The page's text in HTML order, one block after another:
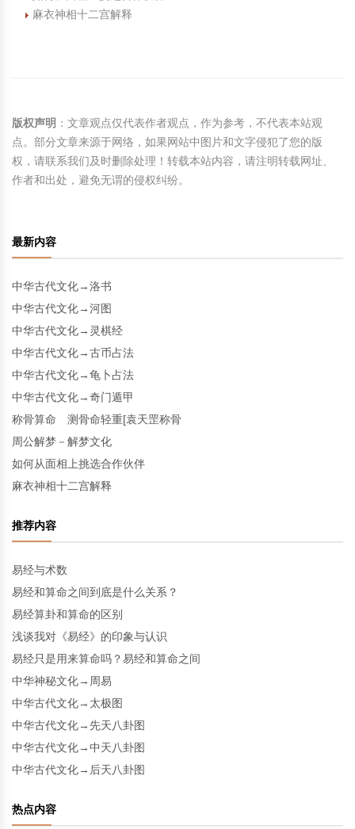
麻衣神相十二宫解释
版权声明 ：文章观点仅代表作者观点，作为参考，不代表本站观
点。部分文章来源于网络，如果网站中图片和文字侵犯了您的版
权，请联系我们及时删除处理！转载本站内容，请注明转载网址、
作者和出处，避免无谓的侵权纠纷。
最新内容
中华古代文化→洛书
中华古代文化→河图
中华古代文化→灵棋经
中华古代文化→古币占法
中华古代文化→龟卜占法
中华古代文化→奇门遁甲
称骨算命 测骨命轻重[袁天罡称骨
周公解梦－解梦文化
如何从面相上挑选合作伙伴
麻衣神相十二宫解释
推荐内容
易经与术数
易经和算命之间到底是什么关系？
易经算卦和算命的区别
浅谈我对《易经》的印象与认识
易经只是用来算命吗？易经和算命之间
中华神秘文化→周易
中华古代文化→太极图
中华古代文化→先天八卦图
中华古代文化→中天八卦图
中华古代文化→后天八卦图
热点内容